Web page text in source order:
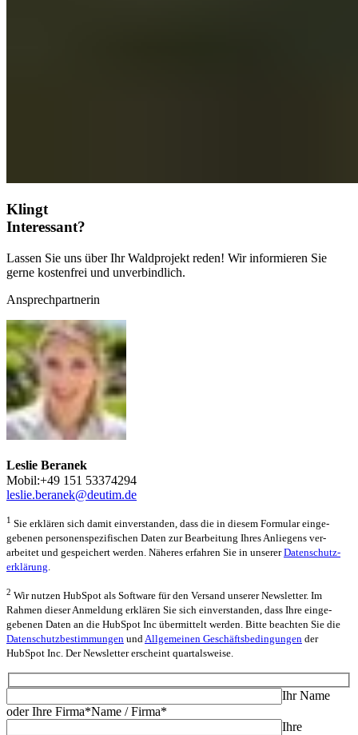
Klingt
Interessant?
Lassen Sie uns über Ihr Waldprojekt reden! Wir informieren Sie
gerne kostenfrei und unverbindlich.
Ansprechpartnerin
Leslie Beranek
Mobil:+49 151 53374294
leslie.beranek@deutim.de
1 Sie erklären sich damit ein­ver­standen, dass die in diesem Formular ein­ge­
gebenen personen­spezifischen Daten zur Be­arbeitung Ihres An­liegens ver­
arbeitet und ge­speichert werden. Näheres erfahren Sie in unsererDaten­schutz­
erklärung.
2 Wir nutzen HubSpot als Soft­ware für den Versand unserer News­letter. Im
Rahmen dieser Anmeldung er­klären Sie sich ein­ver­standen, dass Ihre ein­ge­
gebenen Daten an die HubSpot Inc über­mittelt werden. Bitte beachten Sie die
Datenschutz­bestim­mungen und Allge­meinen Geschäfts­bedin­gungen der
HubSpot Inc. Der Newsletter erscheint quartalsweise.
Ihr Name
oder Ihre Firma*Name / Firma*
Ihre